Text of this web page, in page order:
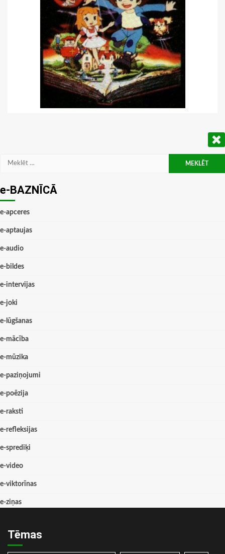
Meklēt:
e-BAZNĪCĀ
e-apceres
e-aptaujas
e-audio
e-bildes
e-intervijas
e-joki
e-lūgšanas
e-mācība
e-mūzika
e-paziņojumi
e-poēzija
e-raksti
e-refleksijas
e-sprediķi
e-video
e-viktorīnas
e-ziņas
Tēmas